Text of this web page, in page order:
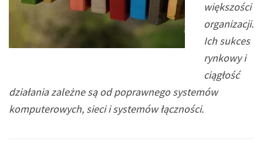
większości
organizacji.
Ich sukces
rynkowy i
ciągłość
działania zależne są od poprawnego systemów
komputerowych, sieci i systemów łączności.